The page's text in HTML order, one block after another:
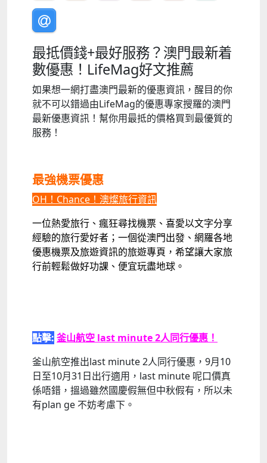
最抵價錢+最好服務？澳門最新着
數優惠！LifeMag好文推薦
如果想一網打盡澳門最新的優惠資訊，醒目的你
就不可以錯過由LifeMag的優惠專家搜羅的澳門
最新優惠資訊！幫你用最抵的價格買到最優質的
服務！
最強機票優惠
OH！Chance！澳燦旅行資訊
一位熱愛旅行、瘋狂尋找機票、喜愛以文字分享
經驗的旅行愛好者；一個從澳門出發、網羅各地
優惠機票及旅遊資訊的旅遊專頁，希望讓大家旅
行前輕鬆做好功課、便宜玩盡地球。
點擊: 釜山航空 last minute 2人同行優惠！
釜山航空推出last minute 2人同行優惠，9月10
日至10月31日出行適用，last minute 呢口價真
係唔錯，搵過雖然國慶假無但中秋假有，所以未
有plan ge 不妨考慮下。